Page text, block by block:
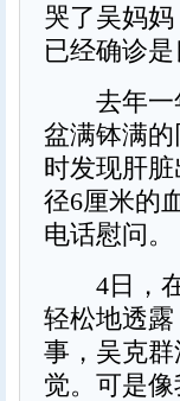
哭了吴妈
已经确诊是
去年一年
盆满钵满
时发现肝
径6厘米的
电话慰问。
4日，在
轻松地透
事，吴克
觉。可是